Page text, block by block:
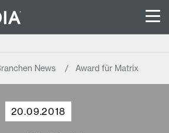
News Award für Matrix
20.09.2018